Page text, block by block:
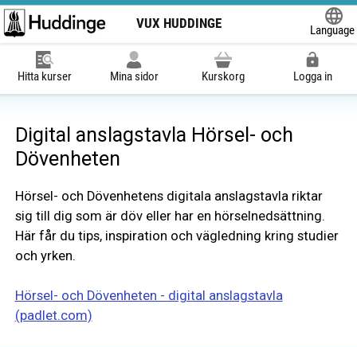
VUX HUDDINGE
Language
Hitta kurser Mina sidor Kurskorg Logga in
Digital anslagstavla Hörsel- och
Dövenheten
Hörsel- och Dövenhetens digitala anslagstavla riktar
sig till dig som är döv eller har en hörselnedsättning.
Här får du tips, inspiration och vägledning kring studier
och yrken.
Hörsel- och Dövenheten - digital anslagstavla
(padlet.com)